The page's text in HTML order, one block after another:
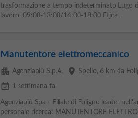
trasformazione a tempo indeterminato Lugo
lavoro: 09:00-13:00/14:00-18:00 Etjca...
Manutentore elettromeccanico
apartment Agenziapiù S.p.A. place Spello, 6 km da
event_available 1 settimana fa
Agenziapiù Spa - Filiale di Foligno leader
personale ricerca: MANUTENTORE